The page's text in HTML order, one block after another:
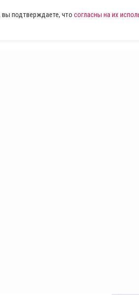
подтверждаете, что согласны на их